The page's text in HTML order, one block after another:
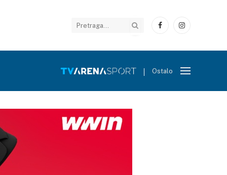
FacebookInstagram
Ostalo